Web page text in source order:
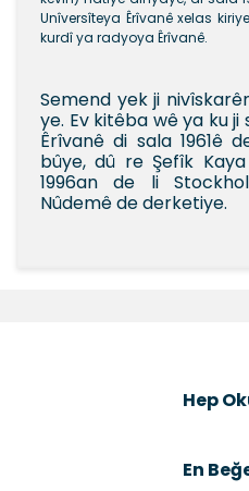
Unîversîteya Êrîvanê xelas
kurdî ya radyoya Êrîvanê.
Semend yek ji
ye. Ev kitêba wê ya ku
Êrîvanê di sala 1961ê
bûye, dû re Şefîk
1996an de li
Nûdemê de derketiye.
Ürün açıklamasında
Ürün fiyatı diğer
Hep
En